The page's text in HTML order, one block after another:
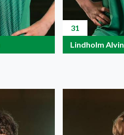
31
Lindholm Alvin